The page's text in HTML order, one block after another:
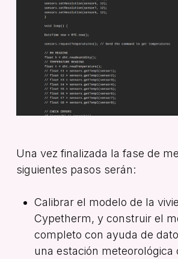
Una vez finalizada la fase de
siguientes pasos serán:
Calibrar el modelo de la
Cypetherm, y construir el
completo con ayuda de
una estación meteorológica